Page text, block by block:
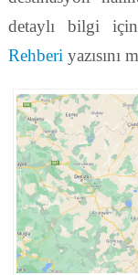
detaylı bilgi
Rehberi yazısını